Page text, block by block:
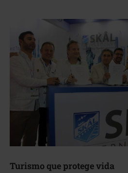
Turismo que protege vida